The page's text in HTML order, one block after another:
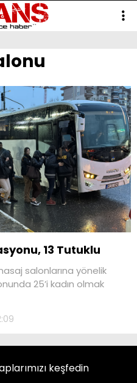
13 Tutuklu
salonlarına yönelik
25’i kadın olmak
keşfedin